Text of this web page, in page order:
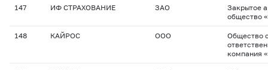
147 ИФ СТРАХОВАНИЕ ЗАО
Закрытое
общество
148 КАЙРОС ООО
Общество
компания